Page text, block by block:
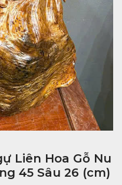
Liên Hoa Gỗ Nu
45 Sâu 26 (cm)